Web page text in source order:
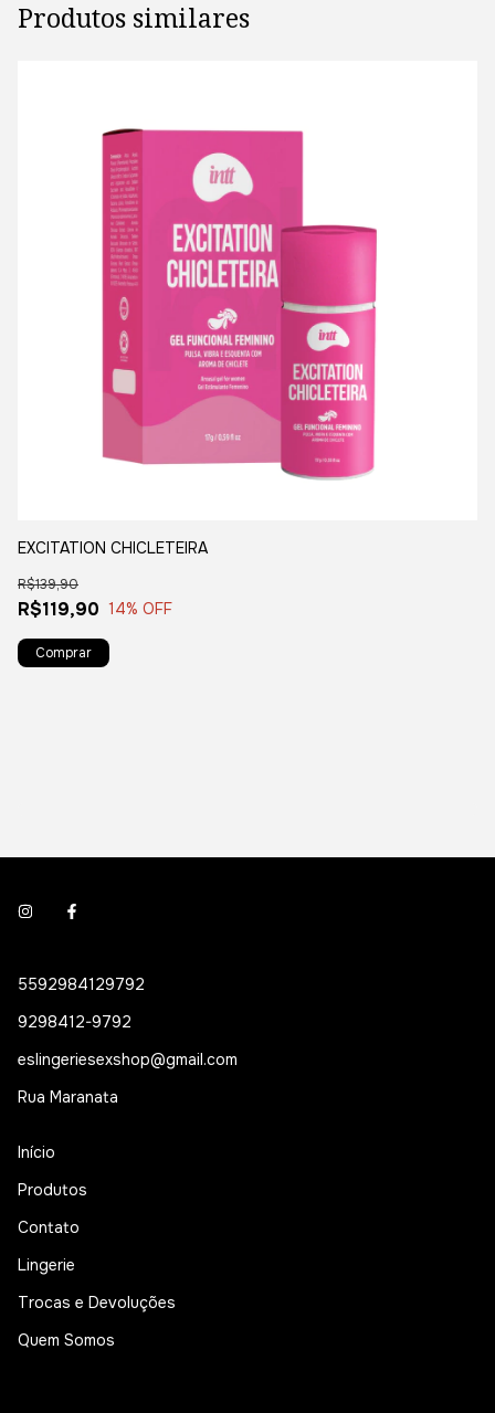
Produtos similares
EXCITATION CHICLETEIRA
R$119,90
R$139,90
14% OFF
5592984129792
9298412-9792
eslingeriesexshop@gmail.com
Rua Maranata
Início
Produtos
Contato
Lingerie
Trocas e Devoluções
Quem Somos